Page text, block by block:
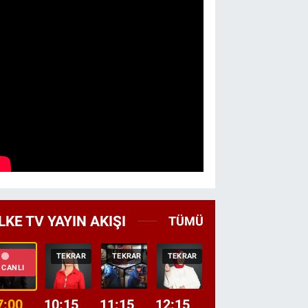
TV YAYIN AKIŞI TÜMÜ
CANLI
TEKRAR
10:15
TEKRAR
11:15
TEKRAR
12:15